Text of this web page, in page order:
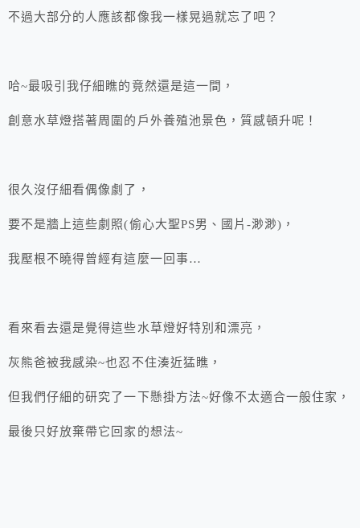
不過大部分的人應該都像我一樣晃過就忘了吧？
哈~最吸引我仔細瞧的竟然還是這一間，
創意水草燈搭著周圍的戶外養殖池景色，質感頓升呢！
很久沒仔細看偶像劇了，
要不是牆上這些劇照(偷心大聖PS男、國片-渺渺)，
我壓根不曉得曾經有這麼一回事…
看來看去還是覺得這些水草燈好特別和漂亮，
灰熊爸被我感染~也忍不住湊近猛瞧，
但我們仔細的研究了一下懸掛方法~好像不太適合一般住家，
最後只好放棄帶它回家的想法~